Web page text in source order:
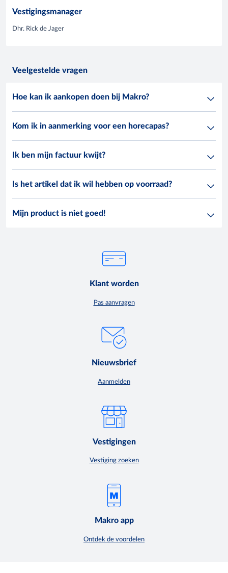
Vestigingsmanager
Dhr. Rick de Jager
Veelgestelde vragen
Hoe kan ik aankopen doen bij Makro?
Kom ik in aanmerking voor een horecapas?
Ik ben mijn factuur kwijt?
Is het artikel dat ik wil hebben op voorraad?
Mijn product is niet goed!
Klant worden
Pas aanvragen
Nieuwsbrief
Aanmelden
Vestigingen
Vestiging zoeken
Makro app
Ontdek de voordelen